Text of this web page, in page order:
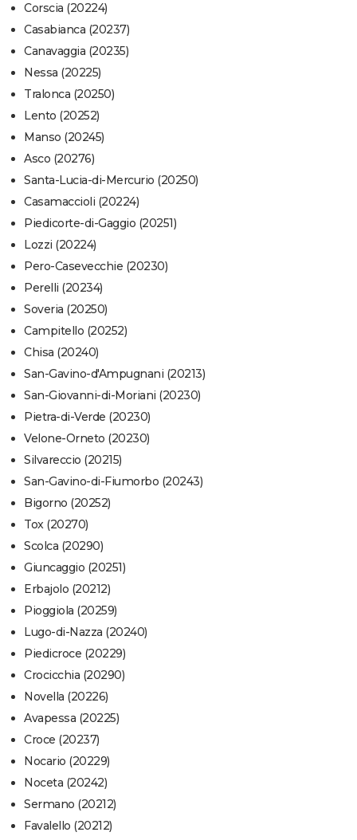
Corscia (20224)
Casabianca (20237)
Canavaggia (20235)
Nessa (20225)
Tralonca (20250)
Lento (20252)
Manso (20245)
Asco (20276)
Santa-Lucia-di-Mercurio (20250)
Casamaccioli (20224)
Piedicorte-di-Gaggio (20251)
Lozzi (20224)
Pero-Casevecchie (20230)
Perelli (20234)
Soveria (20250)
Campitello (20252)
Chisa (20240)
San-Gavino-d'Ampugnani (20213)
San-Giovanni-di-Moriani (20230)
Pietra-di-Verde (20230)
Velone-Orneto (20230)
Silvareccio (20215)
San-Gavino-di-Fiumorbo (20243)
Bigorno (20252)
Tox (20270)
Scolca (20290)
Giuncaggio (20251)
Erbajolo (20212)
Pioggiola (20259)
Lugo-di-Nazza (20240)
Piedicroce (20229)
Crocicchia (20290)
Novella (20226)
Avapessa (20225)
Croce (20237)
Nocario (20229)
Noceta (20242)
Sermano (20212)
Favalello (20212)